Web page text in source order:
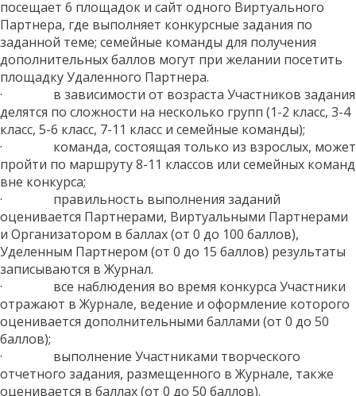
посещает 6 площадок и сайт одного Виртуального
Партнера, где выполняет конкурсные задания по
заданной теме; семейные команды для получения
дополнительных баллов могут при желании посетить
площадку Удаленного Партнера.
· в зависимости от возраста Участников задания
делятся по сложности на несколько групп (1-2 класс, 3-4
класс, 5-6 класс, 7-11 класс и семейные команды);
· команда, состоящая только из взрослых, может
пройти по маршруту 8-11 классов или семейных команд
вне конкурса;
· правильность выполнения заданий
оценивается Партнерами, Виртуальными Партнерами
и Организатором в баллах (от 0 до 100 баллов),
Уделенным Партнером (от 0 до 15 баллов) результаты
записываются в Журнал.
· все наблюдения во время конкурса Участники
отражают в Журнале, ведение и оформление которого
оценивается дополнительными баллами (от 0 до 50
баллов);
· выполнение Участниками творческого
отчетного задания, размещенного в Журнале, также
оценивается в баллах (от 0 до 50 баллов).